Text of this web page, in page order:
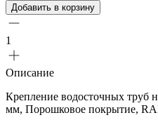
Добавить в корзину
1
Описание
Крепление водосточных труб
мм, Порошковое покрытие,